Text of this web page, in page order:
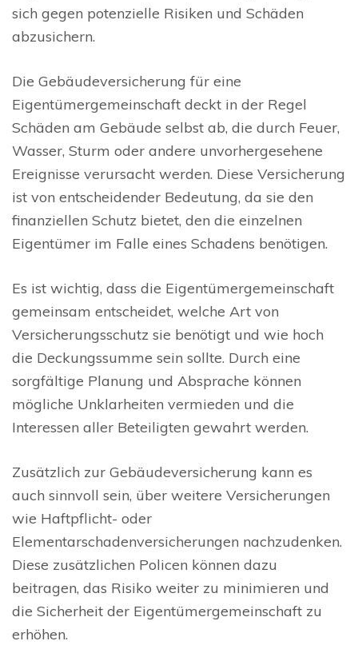
sich gegen potenzielle Risiken und Schäden
abzusichern.
Die Gebäudeversicherung für eine
Eigentümergemeinschaft deckt in der Regel
Schäden am Gebäude selbst ab, die durch Feuer,
Wasser, Sturm oder andere unvorhergesehene
Ereignisse verursacht werden. Diese Versicherung
ist von entscheidender Bedeutung, da sie den
finanziellen Schutz bietet, den die einzelnen
Eigentümer im Falle eines Schadens benötigen.
Es ist wichtig, dass die Eigentümergemeinschaft
gemeinsam entscheidet, welche Art von
Versicherungsschutz sie benötigt und wie hoch
die Deckungssumme sein sollte. Durch eine
sorgfältige Planung und Absprache können
mögliche Unklarheiten vermieden und die
Interessen aller Beteiligten gewahrt werden.
Zusätzlich zur Gebäudeversicherung kann es
auch sinnvoll sein, über weitere Versicherungen
wie Haftpflicht- oder
Elementarschadenversicherungen nachzudenken.
Diese zusätzlichen Policen können dazu
beitragen, das Risiko weiter zu minimieren und
die Sicherheit der Eigentümergemeinschaft zu
erhöhen.